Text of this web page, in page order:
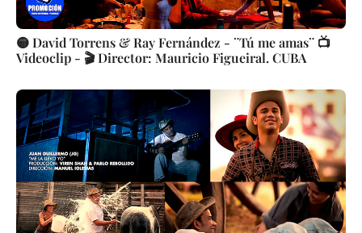
🟡 David Torrens & Ray Fernández - ¨Tú me amas¨ 📺
Videoclip - 🎬 Director: Mauricio Figueiral. CUBA